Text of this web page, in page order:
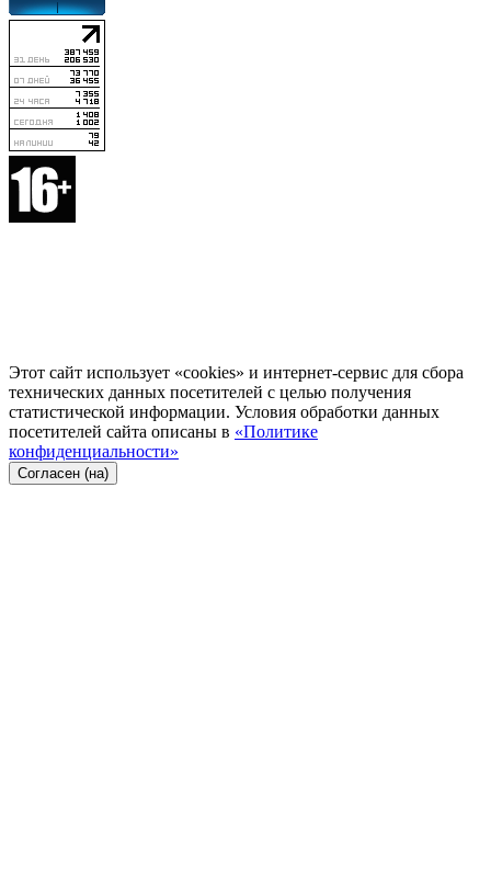
Этот сайт использует «cookies» и интернет-сервис для сбора
технических данных посетителей с целью получения
статистической информации. Условия обработки данных
посетителей сайта описаны в «Политике
конфиденциальности»
Согласен (на)